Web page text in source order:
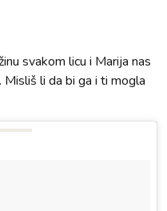
svakom licu i Marija nas
li da bi ga i ti mogla